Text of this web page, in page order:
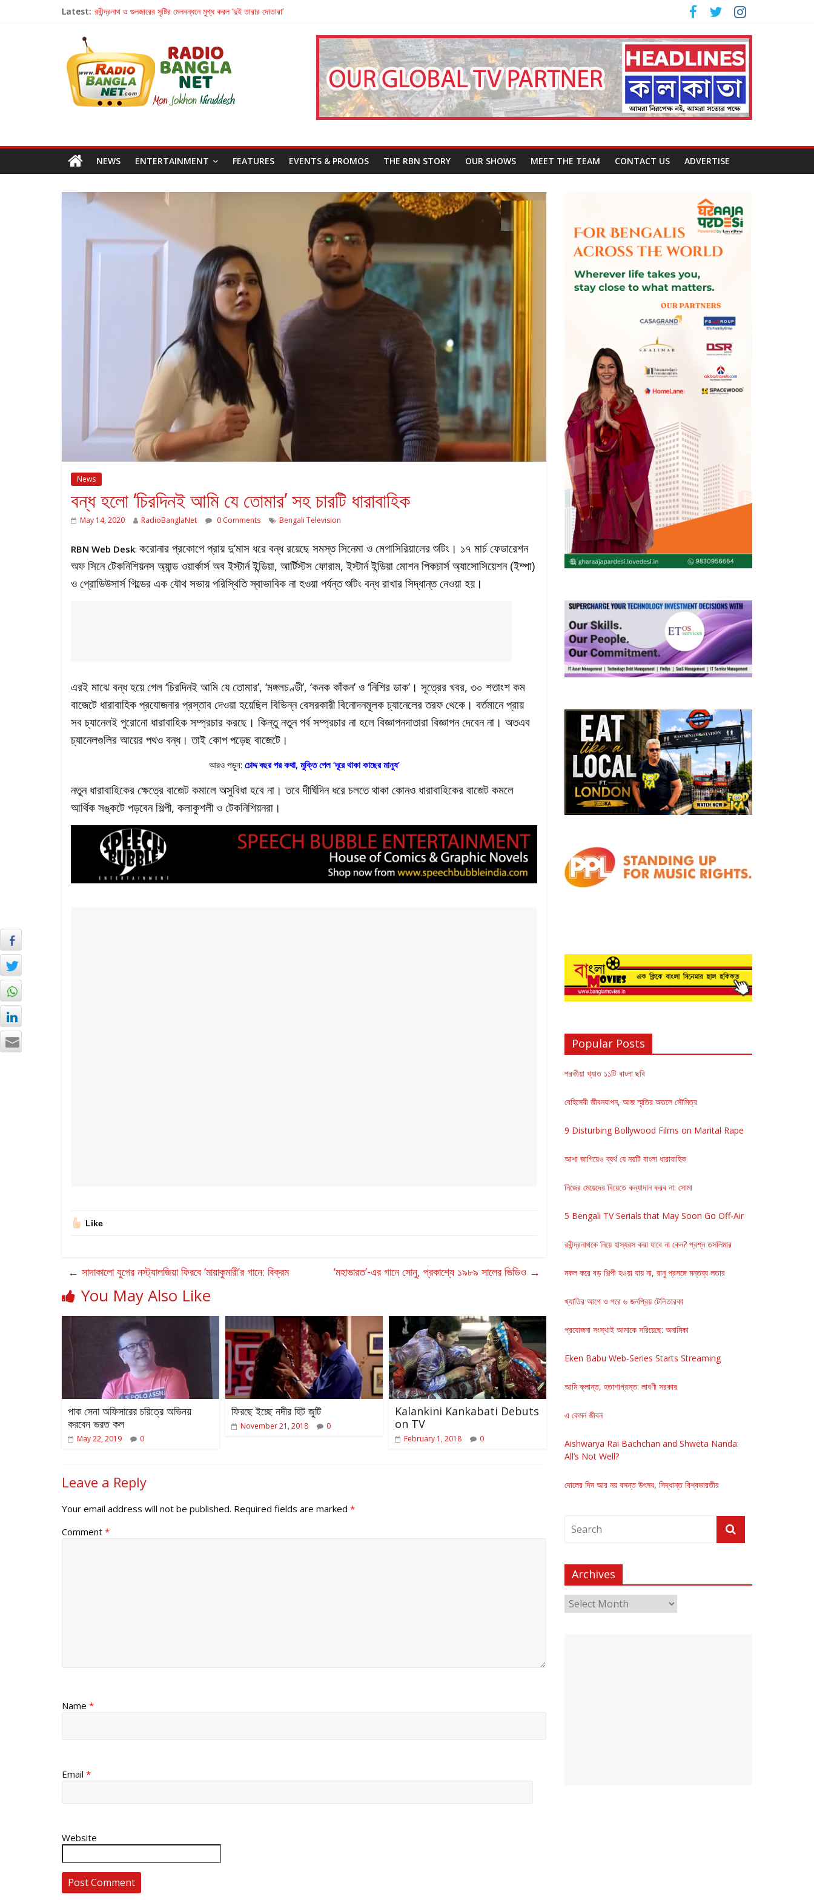
Latest: রবীন্দ্রনাথ ও গুলজারের সৃষ্টির মেলবন্ধনে মুগ্ধ করল ‘দুই তারার দোতারা’
Retribution: A Thought-Provoking Short Film That Challenges Our Understanding of Justice
হাওয়া বদলের টলিউডে ‘তুমি এলে তাই’
NEWS ENTERTAINMENT FEATURES EVENTS & PROMOS THE RBN STORY OUR SHOWS MEET THE TEAM CONTACT US ADVERTISE
News
বন্ধ হলো ‘চিরদিনই আমি যে তোমার’ সহ চারটি ধারাবাহিক
May 14, 2020 RadioBanglaNet 0 Comments Bengali Television
RBN Web Desk: করোনার প্রকোপে প্রায় দু’মাস ধরে বন্ধ রয়েছে সমস্ত সিনেমা ও মেগাসিরিয়ালের শুটিং। ১৭ মার্চ ফেডারেশন
অফ সিনে টেকনিশিয়নস অ্যান্ড ওয়ার্কার্স অব ইস্টার্ন ইন্ডিয়া, আর্টিস্টস ফোরাম, ইস্টার্ন ইন্ডিয়া মোশন পিকচার্স অ্যাসোসিয়েশন (ইম্পা)
ও প্রোডিউসার্স গিল্ডের এক যৌথ সভায় পরিস্থিতি স্বাভাবিক না হওয়া পর্যন্ত শুটিং বন্ধ রাখার সিদ্ধান্ত নেওয়া হয়।
এরই মাঝে বন্ধ হয়ে গেল ‘চিরদিনই আমি যে তোমার’, ‘মঙ্গলচণ্ডী’, ‘কনক কাঁকন’ ও ‘নিশির ডাক’। সূত্রের খবর, ৩০ শতাংশ কম
বাজেটে ধারাবাহিক প্রযোজনার প্রস্তাব দেওয়া হয়েছিল বিভিন্ন বেসরকারী বিনোদনমূলক চ্যানেলের তরফ থেকে। বর্তমানে প্রায়
সব চ্যানেলই পুরোনো ধারাবাহিক সম্প্রচার করছে। কিন্তু নতুন পর্ব সম্প্রচার না হলে বিজ্ঞাপনদাতারা বিজ্ঞাপন দেবেন না। অতএব
চ্যানেলগুলির আয়ের পথও বন্ধ। তাই কোপ পড়েছ বাজেটে।
আরও পড়ুন: চোদ্দ বছর পর কথা, মুক্তি পেল ‘দূরে থাকা কাছের মানুষ’
নতুন ধারাবাহিকের ক্ষেত্রে বাজেট কমালে অসুবিধা হবে না। তবে দীর্ঘিদিন ধরে চলতে থাকা কোনও ধারাবাহিকের বাজেট কমলে
আর্থিক সঙ্কটে পড়বেন শিল্পী, কলাকুশলী ও টেকনিশিয়নরা।
Like
← সাদাকালো যুগের নস্ট্যালজিয়া ফিরবে ‘মায়াকুমারী’র গানে: বিক্রম ‘মহাভারত’-এর গানে সোনু, প্রকাশ্যে ১৯৮৯ সালের ভিডিও →
You May Also Like
পাক সেনা অফিসারের চরিত্রে অভিনয়
করবেন ভরত কল
May 22, 2019 0
ফিরছে ইচ্ছে নদীর হিট জুটি
November 21, 2018 0
Kalankini Kankabati Debuts
on TV
February 1, 2018 0
Leave a Reply
Your email address will not be published. Required fields are marked *
Comment *
Name *
Email *
Website
Popular Posts
পরকীয়া খ্যাত ১১টি বাংলা ছবি
বেহিসেবী জীবনযাপন, আজ স্মৃতির অতলে সৌমিত্র
9 Disturbing Bollywood Films on Marital Rape
আশা জাগিয়েও ব্যর্থ যে নয়টি বাংলা ধারাবাহিক
নিজের মেয়েদের বিয়েতে কন্যাদান করব না: সোমা
5 Bengali TV Serials that May Soon Go Off-Air
রবীন্দ্রনাথকে নিয়ে হাস্যরস করা যাবে না কেন? প্রশ্ন তসলিমার
নকল করে বড় শিল্পী হওয়া যায় না, রানু প্রসঙ্গে মন্তব্য লতার
খ্যাতির আগে ও পরে ৬ জনপ্রিয় টেলিতারকা
প্রযোজনা সংস্থাই আমাকে সরিয়েছে: অনামিকা
Eken Babu Web-Series Starts Streaming
আমি ক্লান্ত, হতাশাগ্রস্ত: লাবণী সরকার
এ কেমন জীবন
Aishwarya Rai Bachchan and Shweta Nanda:
All’s Not Well?
দোলের দিন আর নয় বসন্ত উৎসব, সিদ্ধান্ত বিশ্বভারতীর
Archives